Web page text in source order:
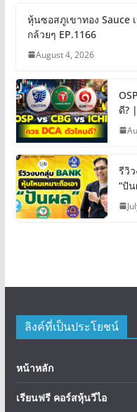
หุ้นซอสภูเขาทอง Sauce
กล้วยๆ EP.1166
August 4, 2026
ดี?
รีวิ
“ปั
ลิงค์ที่เป็นประโยชน์
หน้าหลัก
เรียนฟรี คอร์สหุ้นวีไอ